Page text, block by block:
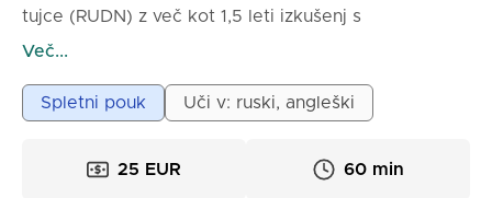
tujce (RUDN) z več kot 1,5 leti izkušenj s
poučevanjem na spletu. Sodeloval sem s študenti iz
in Indije. Na mojih urah se osredotočamo ne le na
gramatiko in leksiko - uvajamo se tudi v rusko
prijazno, udobno in motivirajočo atmosfero,
Več...
Spletni pouk Uči v: ruski, angleški
25 EUR 60 min